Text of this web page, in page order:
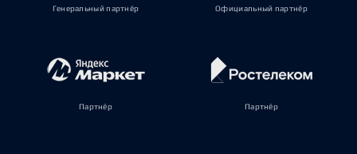
Генеральный партнёр Официальный партнёр
Партнёр Партнёр